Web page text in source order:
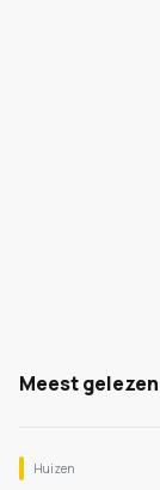
Meest gelezen
Huizen